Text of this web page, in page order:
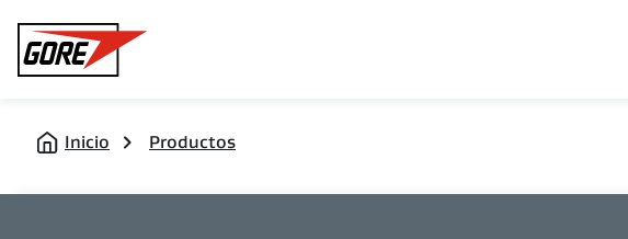
Gore
Inicio Productos